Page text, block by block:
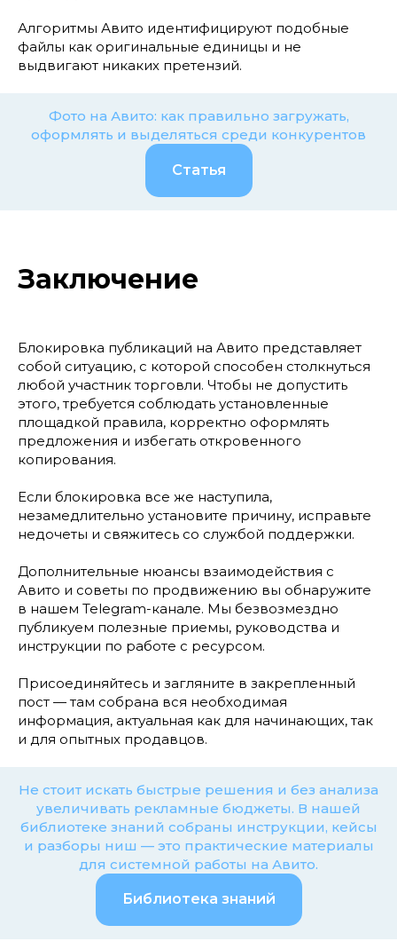
Алгоритмы Авито идентифицируют подобные
файлы как оригинальные единицы и не
выдвигают никаких претензий.
Фото на Авито: как правильно загружать,
оформлять и выделяться среди конкурентов
Статья
Заключение
Блокировка публикаций на Авито представляет
собой ситуацию, с которой способен столкнуться
любой участник торговли. Чтобы не допустить
этого, требуется соблюдать установленные
площадкой правила, корректно оформлять
предложения и избегать откровенного
копирования.
Если блокировка все же наступила,
незамедлительно установите причину, исправьте
недочеты и свяжитесь со службой поддержки.
Дополнительные нюансы взаимодействия с
Авито и советы по продвижению вы обнаружите
в нашем Telegram-канале. Мы безвозмездно
публикуем полезные приемы, руководства и
инструкции по работе с ресурсом.
Присоединяйтесь и загляните в закрепленный
пост — там собрана вся необходимая
информация, актуальная как для начинающих, так
и для опытных продавцов.
Не стоит искать быстрые решения и без анализа
увеличивать рекламные бюджеты. В нашей
библиотеке знаний собраны инструкции, кейсы
и разборы ниш — это практические материалы
для системной работы на Авито.
Библиотека знаний